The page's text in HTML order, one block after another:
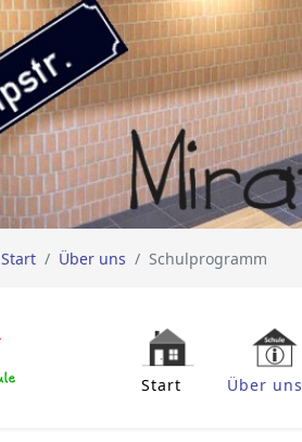
Start Über uns Schulprogramm
Start Über uns